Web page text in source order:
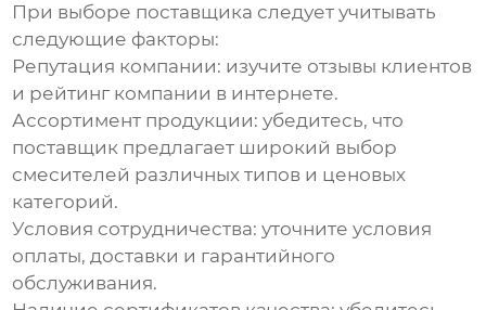
При выборе поставщика следует учитывать
следующие факторы:
Репутация компании: изучите отзывы клиентов
и рейтинг компании в интернете.
Ассортимент продукции: убедитесь, что
поставщик предлагает широкий выбор
смесителей различных типов и ценовых
категорий.
Условия сотрудничества: уточните условия
оплаты, доставки и гарантийного
обслуживания.